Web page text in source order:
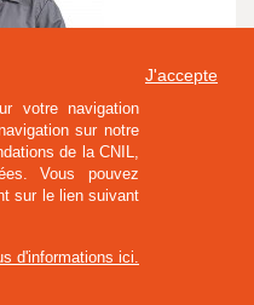
votre navigation
sur notre
de la CNIL,
Vous pouvez
sur le lien suivant
d'informations ici.
J'accepte